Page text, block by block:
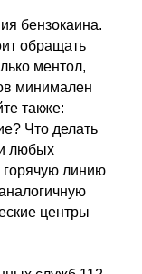
бензокаина.
обращать
ментол,
минимален
также:
Что делать
любых
горячую линию
центры